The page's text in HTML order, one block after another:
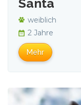
Santa
weiblich
2 Jahre
Mehr